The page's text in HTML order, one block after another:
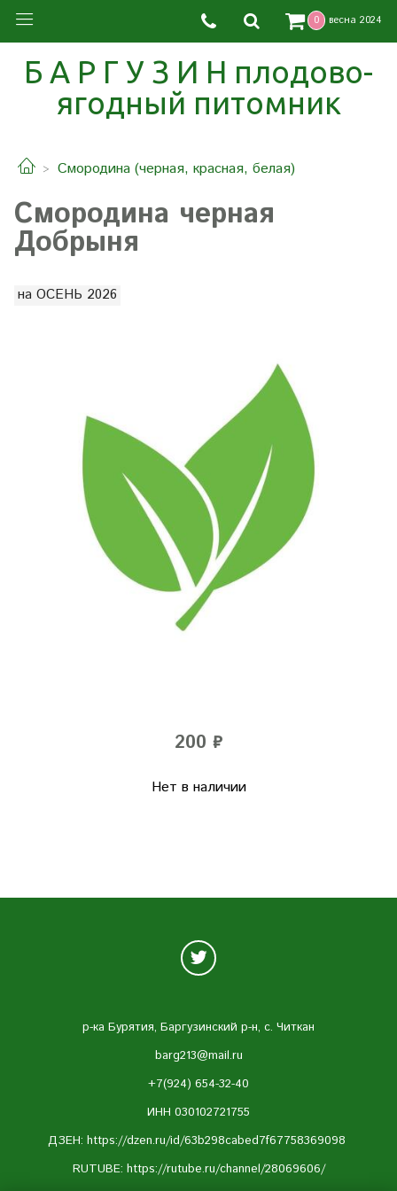
0 весна 2024
Б А Р Г У З И Н плодово-
ягодный питомник
Смородина (черная, красная, белая)
Смородина черная
Добрыня
на ОСЕНЬ 2026
200 ₽
Нет в наличии
р-ка Бурятия, Баргузинский р-н, с. Читкан
barg213@mail.ru
+7(924) 654-32-40
ИНН 030102721755
ДЗЕН: https://dzen.ru/id/63b298cabed7f67758369098
RUTUBE: https://rutube.ru/channel/28069606/